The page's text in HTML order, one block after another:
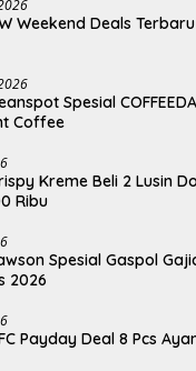
Weekend Deals
Spesial
Coffee
Kreme Beli 2 Lusin
Ribu
Spesial Gaspol
2026
Payday Deal 8 Pcs